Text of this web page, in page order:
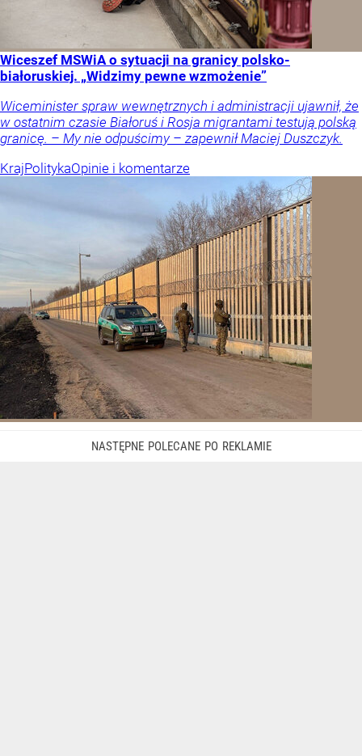
Wiceszef MSWiA o sytuacji na granicy polsko-
białoruskiej. „Widzimy pewne wzmożenie”
Wiceminister spraw wewnętrznych i administracji ujawnił, że
w ostatnim czasie Białoruś i Rosja migrantami testują polską
granicę. – My nie odpuścimy – zapewnił Maciej Duszczyk.
KrajPolitykaOpinie i komentarze